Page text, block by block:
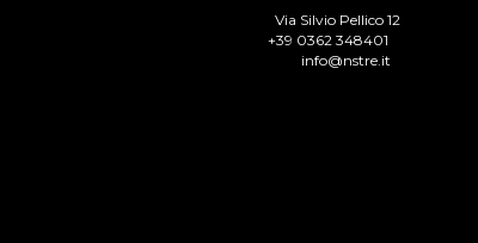
Via Silvio Pellico 12
+39 0362 348401
info@nstre.it